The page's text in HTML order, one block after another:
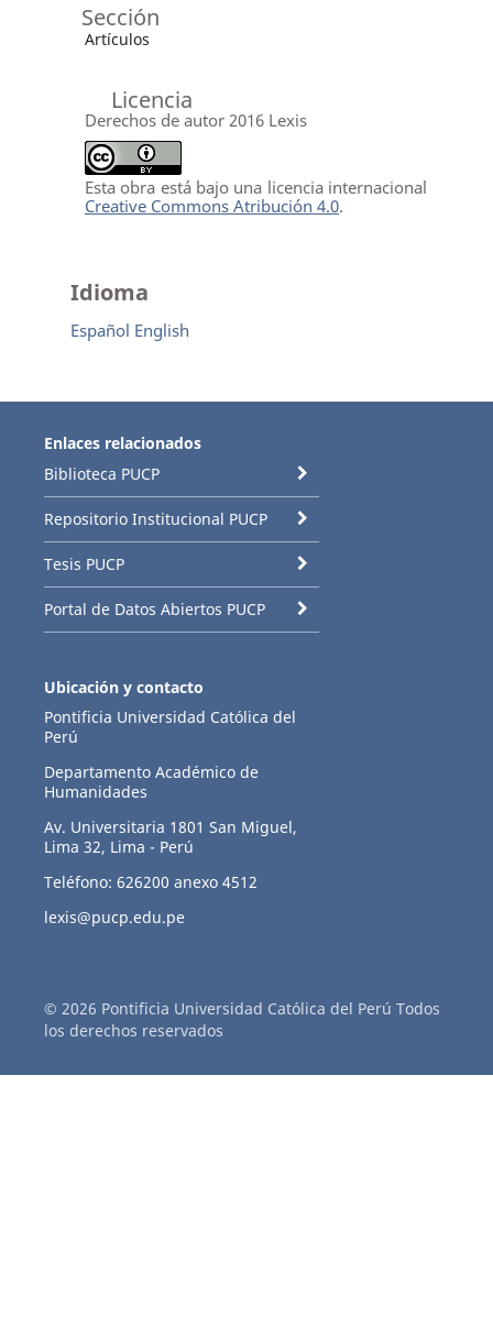
Sección
Artículos
Licencia
Derechos de autor 2016 Lexis
Esta obra está bajo una licencia internacional
Creative Commons Atribución 4.0.
Idioma
Español English
Enlaces relacionados
Biblioteca PUCP
Repositorio Institucional PUCP
Tesis PUCP
Portal de Datos Abiertos PUCP
Ubicación y contacto
Pontificia Universidad Católica del
Perú
Departamento Académico de
Humanidades
Av. Universitaria 1801 San Miguel,
Lima 32, Lima - Perú
Teléfono: 626200 anexo 4512
lexis@pucp.edu.pe
© 2026 Pontificia Universidad Católica del Perú Todos
los derechos reservados